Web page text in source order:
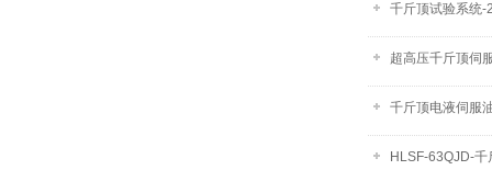
千斤顶试验系统-
超高压千斤顶伺
千斤顶电液伺服
HLSF-63QJD-